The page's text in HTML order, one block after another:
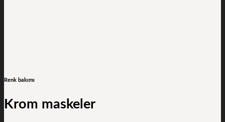
Renk bakımı
Krom maskeler